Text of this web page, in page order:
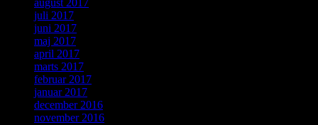
august 2017
juli 2017
juni 2017
maj 2017
april 2017
marts 2017
februar 2017
januar 2017
december 2016
november 2016